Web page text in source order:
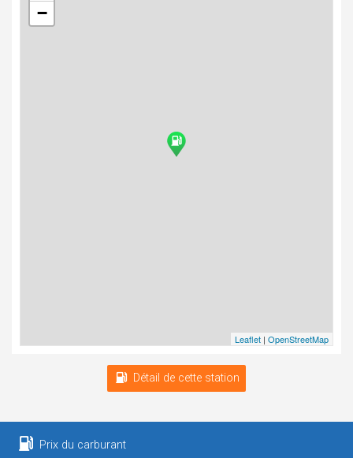
−
Leaflet | OpenStreetMap
Détail de cette station
Prix du carburant